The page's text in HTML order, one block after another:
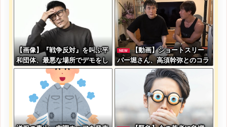
【画像】『戦争反対』を叫ぶ平
和団体、最悪な場所でデモをし
てしまう
NEW
【動画】ショートスリー
パー堀さん、高須幹弥とのコラ
ボでキレ過ぎてる動画がヤバい
ｗｗｗｗｗ